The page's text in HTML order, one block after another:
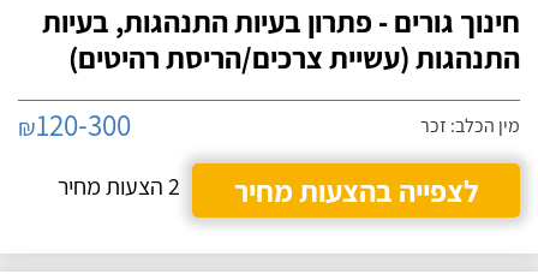
חינוך גורים - פתרון בעיות התנהגות, בעיות
התנהגות (עשיית צרכים/הריסת רהיטים)
מין הכלב: זכר ₪120-300
לצפייה בהצעות מחיר
2 הצעות מחיר